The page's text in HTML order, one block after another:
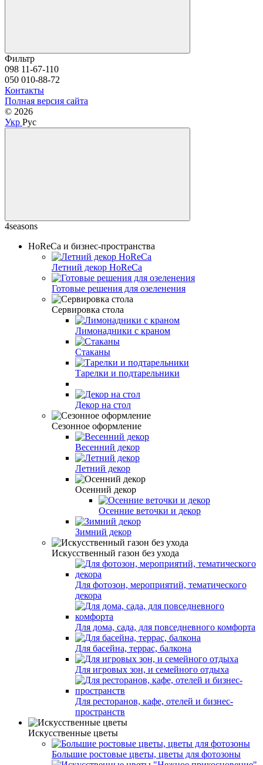
Фильтр
098 11-67-110
050 010-88-72
Контакты
Полная версия сайта
© 2026
Укр Рус
4seasons
HoReCa и бизнес-пространства
Летний декор HoReCa
Готовые решения для озеленения
Сервировка стола
Лимонадники с краном
Стаканы
Тарелки и подтарельники
Декор на стол
Сезонное оформление
Весенний декор
Летний декор
Осенний декор
Осенние веточки и декор
Зимний декор
Искусственный газон без ухода
Для фотозон, мероприятий, тематического
декора
Для дома, сада, для повседневного комфорта
Для басейна, террас, балкона
Для игровых зон, и семейного отдыха
Для ресторанов, кафе, отелей и бизнес-
пространств
Искусственные цветы
Большие ростовые цветы, цветы для фотозоны